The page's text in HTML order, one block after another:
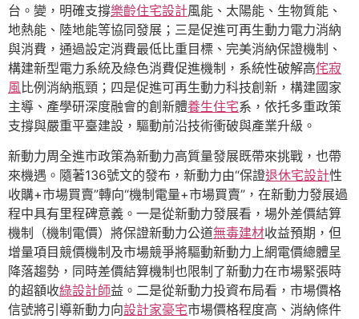
台。變，明確支撐樂齡住宅設計風能、太陽能、生物質能、
地熱能、陸地能等協同發展；三是促進可再生動力電力消納
與消費，通過設定消費最低比重目標、完美消納保證機制、
構建新型電力系統及綠色消費促進機制，系統性破解高侘寂
風比例消納瓶頸；四是促進可再生動力科技創新，構建國家
主導、產學研深度融會的創新體養生住宅系，依托多重政策
支撐與嚴重平臺建設，驅動前沿技術衝破與產業升級。
新動力周全進市政策為新動力高質量發展既帶來挑戰，也帶
來機遇。隨著136號文的發布，新動力由“保證退休宅設計性
收購+市場買賣”轉向“機制電量+市場買賣”，在新動力發展過
程中具有里程碑意義。一是從新動力發展看，場外差價結算
機制（機制電價）將保證新動力公道無毒建材收益預期，但
增量項目競價機制及市場競爭將驅動新動力上網電價總體呈
降落趨勢，同時差價結算機制也限制了新動力在市場緊張時
的超額收綠設計師益。二是從新動力投資布局看，市場價格
信號將引導新動力向設計家豪宅市場價格程度高、消納條件